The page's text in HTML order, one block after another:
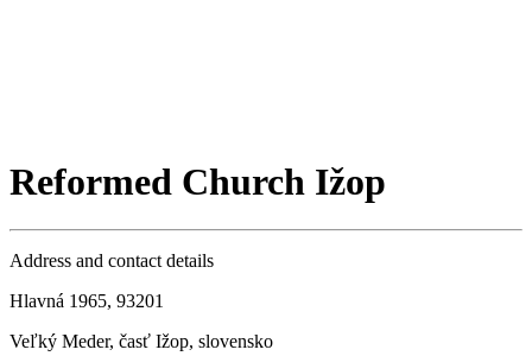
Reformed Church Ižop
Address and contact details
Hlavná 1965, 93201
Veľký Meder, časť Ižop, slovensko